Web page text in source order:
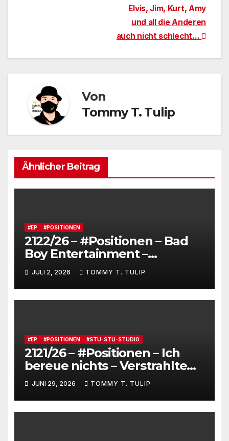
Elvis, Jim, Kurt, Amy
und all die Anderen
auch nicht schlecht…
Von
Tommy T. Tulip
Ähnlicher Beitrag
#EP #POSITIONEN
2122/26 – #Positionen – Bad
Boy Entertainment –
Fensterstürze, ungeheurer
Reichtum,
dienstverpflichtete
Claqueure und soziale
JULI 2, 2026 TOMMY T. TULIP
#EP #POSITIONEN #STU-STU-STUDIO
2121/26 – #Positionen – Ich
bereue nichts – Verstrahlte
Menschen, verstrahlte
Kommentare, verstrahltes
Gesamterlebnis auf Social
media
JUNI 29, 2026 TOMMY T. TULIP